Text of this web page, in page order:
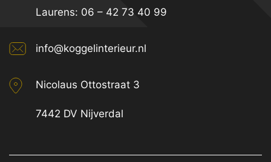
Laurens: 06 – 42 73 40 99
info@koggelinterieur.nl
Nicolaus Ottostraat 3
7442 DV Nijverdal